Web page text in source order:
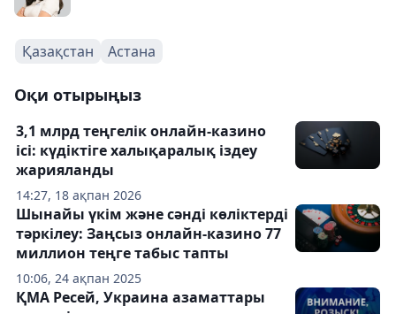
Қазақстан Астана
Оқи отырыңыз
14:27, 18 ақпан 2026
3,1 млрд теңгелік онлайн-казино
ісі: күдіктіге халықаралық іздеу
жарияланды
10:06, 24 ақпан 2025
Шынайы үкім және сәнді көліктерді
тәркілеу: Заңсыз онлайн-казино 77
миллион теңге табыс тапты
ҚМА Ресей, Украина азаматтары